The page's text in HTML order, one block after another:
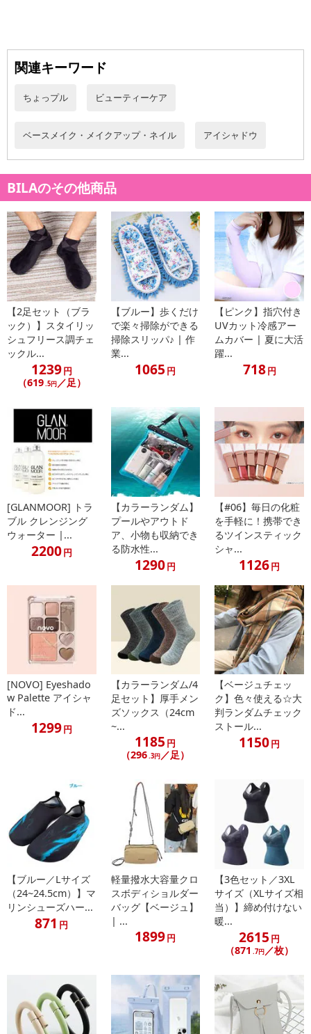
・原産国（最終加工地）：中国
・原材料/材質/素材：
タルク、マイカ、ジメチコン、酸化鉄、酸化鉄、酸化鉄、シリ
カ、イソドデカン、ホウケイ酸（Ca／Na）、ホウケイ酸（Ca／チ
タン）、合成フルオロフロゴパイト、トリ（カプリル／カプリン
酸）グリセリル、ナイロン－ 12、ステアロイルオキシステアリン酸
オクチルドデシル、フェニルトリメチコン、ミリスチン酸Mg、マカ
デミア種子油 、メチルプロパンジオール、メタクリル酸メチルクロ
クロスポリマー、ホウケイ酸(Ca／Al)、プロパンジオール、ジエチ
ルヘキサン酸ネオペンチルグリコール、ステアリン 酸ジメチコノー
ル、オクチルドデカノール、ラウリン酸ヘキシル、ヘキサ（ヒドロ
キシステアリン酸／ステアリン酸／ ロジン酸）ジペンタエリスリチ
ル、（ジメチコン／ビニルジメチコン）クロスポリマー、ステアリ
ン酸Mg、（セバシン 酸／イソパルミチン酸）ジグリセリル、ポリ
プロピレン、リンゴ酸ジイソステアリル、セスキイソステアリン酸
ソルビ タン、ラウロイルリシン、メチコン、トリエトキシカプリリ
ルシラン、ジステアリン酸AI、PTFE、合成ワックス、水 添レシチ
ン、水、酸化スズ、フェノキシエタノール、二酸化チタン、マンガ
ンバイオレット、コチニール、黄4、赤2 26
・使用方法：サイド部分のレバーでスライドし、アイシャドウを目
頭から塗るよう2~3回なじませた後、指で軽くぼかし、パウダーブ
ラシで軽く掃くことで効果がより持続します。
・商品重量：2g
関連キーワード
ちょっプル ビューティーケア
ベースメイク・メイクアップ・ネイル アイシャドウ
BILAのその他商品
【2足セット（ブラ
ック）】スタイリッ
シュフリース調チェ
ックル...
1239円
（619.5円／足）
【ブルー】歩くだけ
で楽々掃除ができる
掃除スリッパ♪ | 作
業...
1065 円
【ピンク】指穴付き
UVカット冷感アー
ムカバー | 夏に大活
躍...
718円
[GLANMOOR] トラ
ブル クレンジング
ウォーター |...
2200円
【カラーランダム】
プールやアウトド
ア、小物も収納でき
る防水性...
1290円
【#06】毎日の化粧
を手軽に！携帯でき
るツインスティック
シャ...
1126円
[NOVO] Eyeshado
w Palette アイシャ
ド...
1299円
【カラーランダム/4
足セット】厚手メン
ズソックス（24cm
~...
1185 円
（296.3円／足）
【ベージュチェッ
ク】色々使える☆大
判ランダムチェック
ストール...
1150円
【ブルー／Lサイズ
（24~24.5cm）】マ
リンシューズハー...
871 円
軽量撥水大容量クロ
スボディショルダー
バッグ【ベージュ】
| ...
1899円
【3色セット／3XL
サイズ（XLサイズ相
当）】締め付けない
暖...
2615 円
（871 .7円／枚）